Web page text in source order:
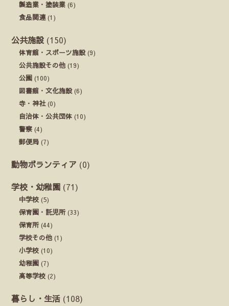
製造業・塗装業 (6)
食品関連 (1)
公共施設 (150)
体育館・スポーツ施設(9)
公共施設その他 (19)
公園 (100)
図書館・文化施設(6)
寺・神社(0)
自治体・公共団体 (10)
警察 (4)
郵便局 (7)
動物ボランティア (0)
学校・幼稚園 (71)
中学校 (5)
保育園・託児所(33)
保育所(44)
学校その他 (1)
小学校 (10)
幼稚園 (7)
高等学校 (2)
暮らし・生活 (108)